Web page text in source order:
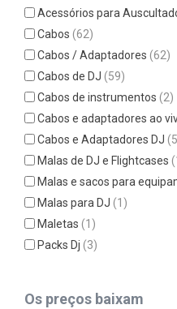
Acessórios para
Cabos(62)
Cabos / Adaptadores(62)
Cabos de DJ(59)
Cabos de instrumentos(2)
Cabos e adaptadores ao
Cabos e Adaptadores DJ
Malas de DJ e Flightcases
Malas e sacos para
Malas para DJ(1)
Maletas(1)
Packs Dj(3)
Os preços baixam